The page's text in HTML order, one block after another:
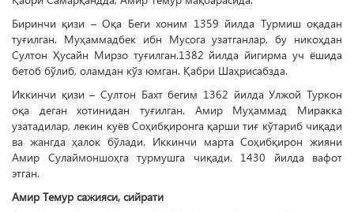
Биринчи қизи – Оқа Беги хоним 1359 йилда Турмиш оқадан
туғилган. Муҳаммадбек ибн Мусога узатганлар, бу никоҳдан
Султон Ҳусайн Мирзо туғилган.1382 йилда йигирма уч ёшида
бетоб бўлиб, оламдан кўз юмган. Қабри Шаҳрисабзда.
Иккинчи қизи – Султон Бахт бегим 1362 йилда Улжой Туркон
оқа деган хотинидан туғилган. Амир Муҳаммад Миракка
узатадилар, лекин куёв Соҳибқиронга қарши тиғ кўтариб чиқади
ва жангда ҳалок бўлади. Иккинчи марта Соҳибқирон жияни
Амир Сулаймоншоҳга турмушга чиқади. 1430 йилда вафот
этган.
Амир Темур сажияси, сийрати